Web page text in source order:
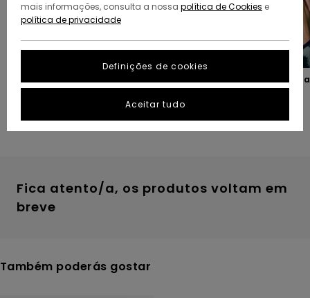
Presentes para colocar
meias
Fica atento/a, os produtos voltam em
breve
Também poderás gostar
mais informações, consulta a nossa política de Cookies e
política de privacidade
Definições de cookies
Aceitar tudo